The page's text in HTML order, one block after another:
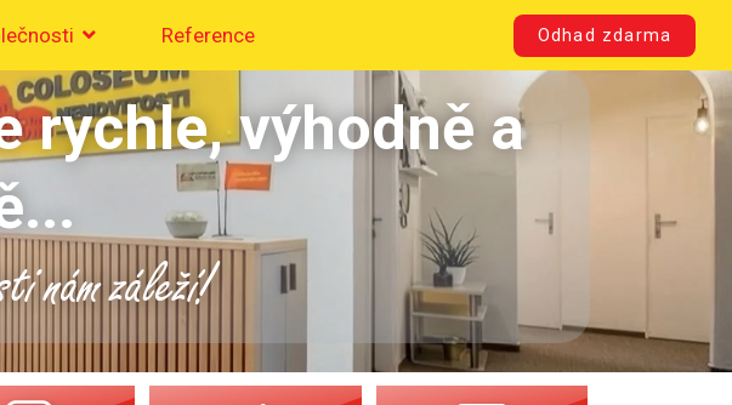
Reference Odhad zdarma
rychle, výhodně a
nám záleží!